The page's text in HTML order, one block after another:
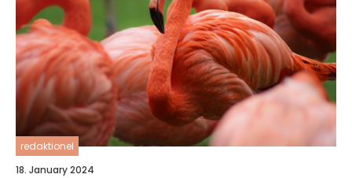
redaktionel
18. January 2024